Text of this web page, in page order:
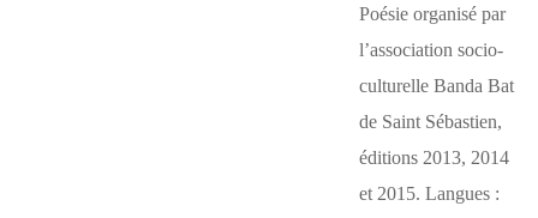
Poésie organisé par
l’association socio-
culturelle Banda Bat
de Saint Sébastien,
éditions 2013, 2014
et 2015. Langues :